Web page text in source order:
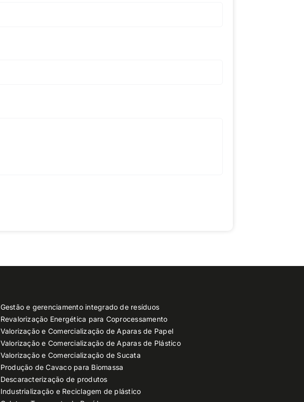
Gestão e gerenciamento integrado de resíduos
Revalorização Energética para Coprocessamento
Valorização e Comercialização de Aparas de Papel
Valorização e Comercialização de Aparas de Plástico
Valorização e Comercialização de Sucata
Produção de Cavaco para Biomassa
Descaracterização de produtos
Industrialização e Reciclagem de plástico